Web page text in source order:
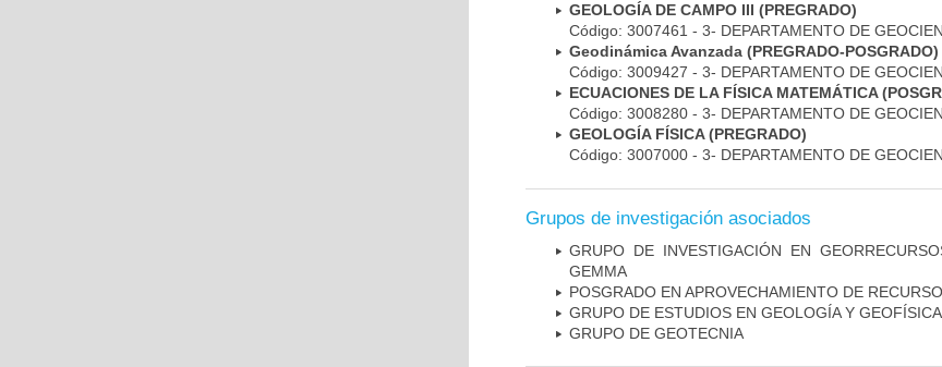
GEOLOGÍA DE CAMPO III (PREGRADO)
Código: 3007461 - 3- DEPARTAMENTO DE
Geodinámica Avanzada (PREGRADO-POSGRADO)
Código: 3009427 - 3- DEPARTAMENTO DE
ECUACIONES DE LA FÍSICA MATEMÁTICA
Código: 3008280 - 3- DEPARTAMENTO DE
GEOLOGÍA FÍSICA (PREGRADO)
Código: 3007000 - 3- DEPARTAMENTO DE
Grupos de investigación asociados
GRUPO DE INVESTIGACIÓN EN
GEMMA
POSGRADO EN APROVECHAMIENTO DE
GRUPO DE ESTUDIOS EN GEOLOGÍA Y
GRUPO DE GEOTECNIA